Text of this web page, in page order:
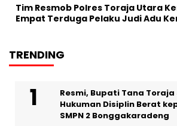
Tim Resmob Polres Toraja Utara
Empat Terduga Pelaku Judi Adu
TRENDING
Resmi, Bupati Tana
Hukuman Disiplin Berat
SMPN 2 Bonggakaradeng